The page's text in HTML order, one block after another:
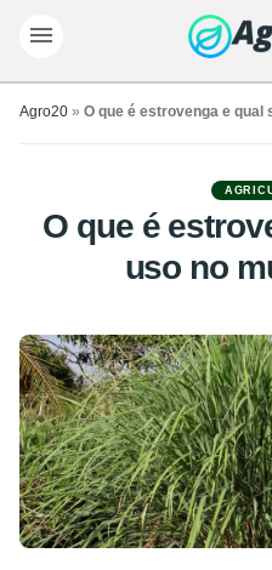
Agro20 » O que é estrovenga e qual
O que é
uso no